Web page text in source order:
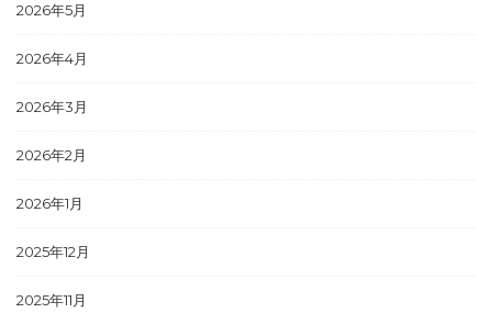
2026年5月
2026年4月
2026年3月
2026年2月
2026年1月
2025年12月
2025年11月